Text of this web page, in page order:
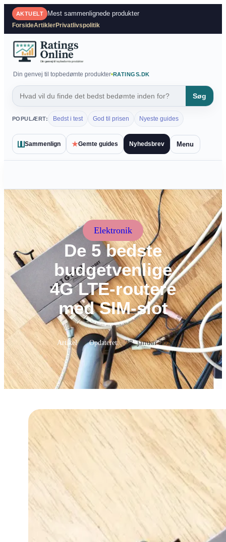
Spring
indhold
AKTUELT Mest sammenlignede produkter
ForsideArtiklerPrivatlivspolitik
Din genvej til topbedømte produkter RATINGS.DK
Søg
POPULÆRT: Bedst i test God til prisen Nyeste guides
Sammenlign ★Gemte guides Nyhedsbrev Menu
Elektronik
De 5 bedste
budgetvenlige
4G LTE-routere
med SIM-slot
Artikel Opdateret: 28. januar 2026